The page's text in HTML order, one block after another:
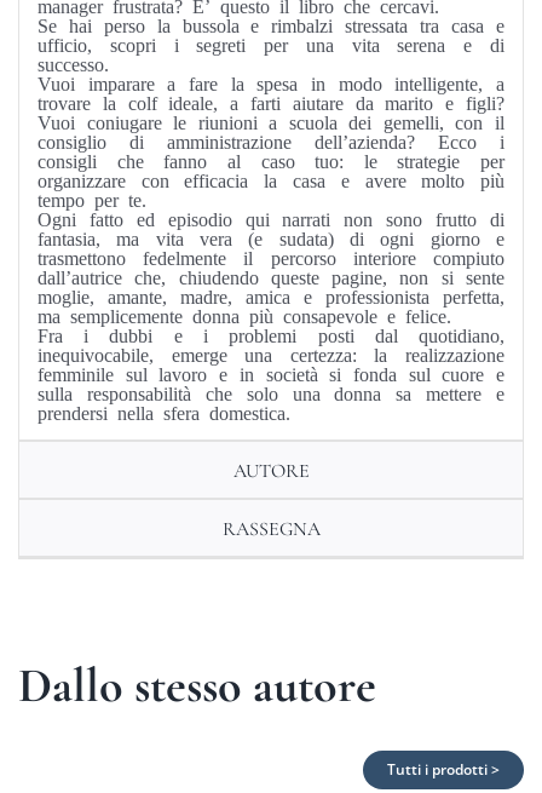
manager frustrata? E’ questo il libro che cercavi.
Se hai perso la bussola e rimbalzi stressata tra casa e
ufficio, scopri i segreti per una vita serena e di
successo.
Vuoi imparare a fare la spesa in modo intelligente, a
trovare la colf ideale, a farti aiutare da marito e figli?
Vuoi coniugare le riunioni a scuola dei gemelli, con il
consiglio di amministrazione dell’azienda? Ecco i
consigli che fanno al caso tuo: le strategie per
organizzare con efficacia la casa e avere molto più
tempo per te.
Ogni fatto ed episodio qui narrati non sono frutto di
fantasia, ma vita vera (e sudata) di ogni giorno e
trasmettono fedelmente il percorso interiore compiuto
dall’autrice che, chiudendo queste pagine, non si sente
moglie, amante, madre, amica e professionista perfetta,
ma semplicemente donna più consapevole e felice.
Fra i dubbi e i problemi posti dal quotidiano,
inequivocabile, emerge una certezza: la realizzazione
femminile sul lavoro e in società si fonda sul cuore e
sulla responsabilità che solo una donna sa mettere e
prendersi nella sfera domestica.
AUTORE
RASSEGNA
Dallo stesso autore
Tutti i prodotti >